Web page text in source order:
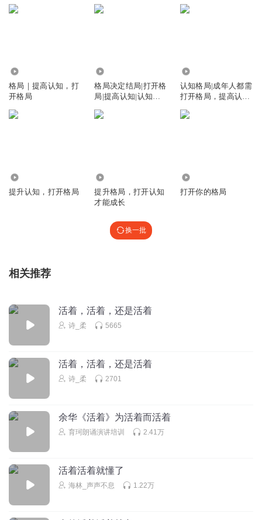
格局｜提高认知，打
开格局
格局决定结局|打开格
局|提高认知|认知觉
认知格局|成年人都需
打开格局，提高认知
提升认知，打开格局
提升格局，打开认知
才能成长
打开你的格局
换一批
相关推荐
活着，活着，还是活着
诗_柔 5665
活着，活着，还是活着
诗_柔 2701
余华《活着》为活着而活着
育珂朗诵演讲培训 2.41万
活着活着就懂了
海林_声声不息 1.22万